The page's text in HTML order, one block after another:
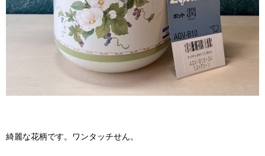
綺麗な花柄です。ワンタッチせん。